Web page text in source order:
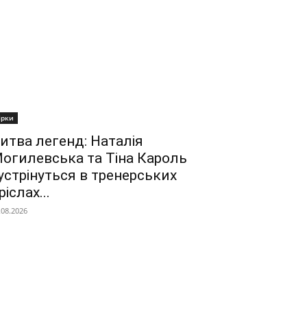
легенд: Наталія
та Тіна Кароль
в тренерських